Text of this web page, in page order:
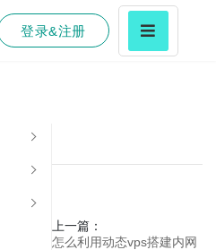
登录&注册
上一篇：
怎么利用动态vps搭建内网